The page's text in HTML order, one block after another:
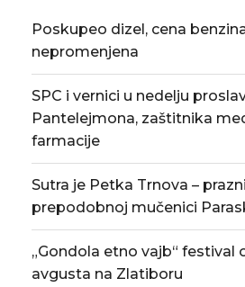
Poskupeo dizel, cena
nepromenjena
SPC i vernici u nedelju
Pantelejmona, zaštitnika
farmacije
Sutra je Petka Trnova –
prepodobnoj mučenici
„Gondola etno vajb“ festival
avgusta na Zlatiboru